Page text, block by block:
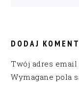
DODAJ
Twój adres
Wymagane pola